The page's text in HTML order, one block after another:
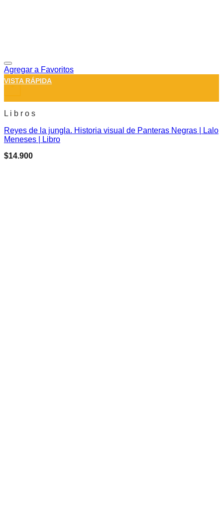
Agregar a Favoritos
+
VISTA RÁPIDA
L i b r o s
Reyes de la jungla. Historia visual de Panteras Negras | Lalo
Meneses | Libro
$14.900